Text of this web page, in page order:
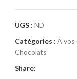
UGS : ND
Catégories : A vos
Chocolats
Share: